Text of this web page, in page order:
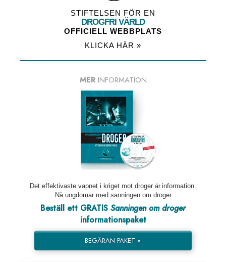
STIFTELSEN FÖR EN
DROGFRI VÄRLD
OFFICIELL WEBBPLATS
KLICKA HÄR »
MER INFORMATION
Det effektivaste vapnet i kriget mot droger är information.
Nå ungdomar med sanningen om droger
Beställ ett GRATIS Sanningen om droger
informationspaket
BEGÄRAN PAKET »